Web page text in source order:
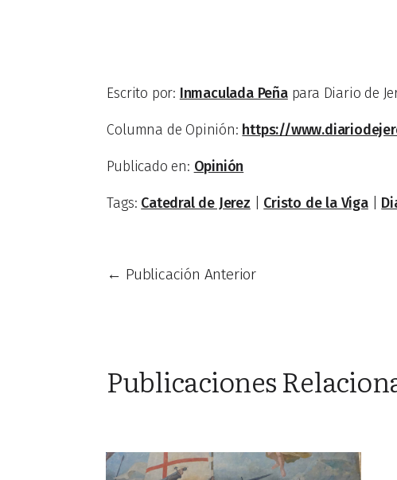
Escrito por: Inmaculada Peñapara Diario de
Columna de Opinión: https://
Publicado en: Opinión
Tags: Catedral de Jerez Cristo de la Viga|
← Publicación Anterior
Publicaciones